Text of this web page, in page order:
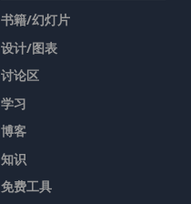
书籍/幻灯片
设计/图表
讨论区
学习
博客
知识
免费工具